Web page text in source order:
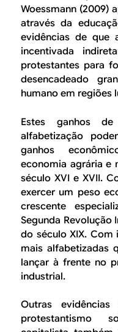
Woessmann (2009)
através da
evidências de que
incentivada
protestantes para
desencadeado
humano em regiões
Estes ganhos
alfabetização
ganhos
economia agrária e
século XVI e XVII.
exercer um peso
crescente
Segunda Revolução
do século XIX. Com
mais alfabetizadas
lançar à frente no
industrial.
Outras
protestantismo